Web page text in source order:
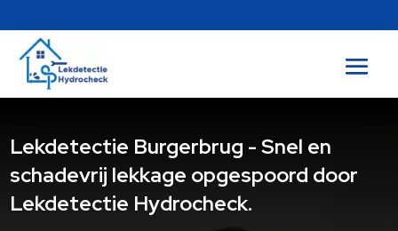
Lekdetectie Burgerbrug - Snel en
schadevrij lekkage opgespoord door
Lekdetectie Hydrocheck.